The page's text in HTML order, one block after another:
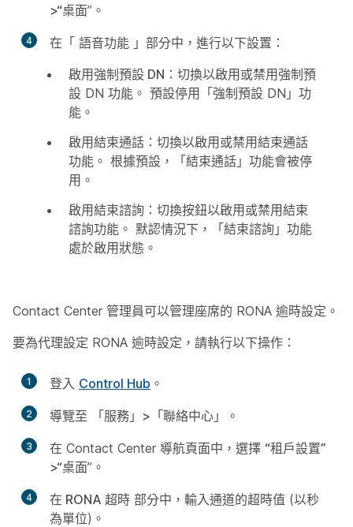
>“桌面”。
4 在「 語音功能 」部分中，進行以下設置：
啟用強制預設 DN： 切換以啟用或禁用強制預
設 DN 功能。 預設停用「強制預設 DN」功
能。
啟用結束通話 ：切換以啟用或禁用結束通話
功能。 根據預設，「結束通話」功能會被停
用。
啟用結束諮詢 ：切換按鈕以啟用或禁用結束
諮詢功能。 默認情況下，「結束諮詢」功能
處於啟用狀態。
Contact Center 管理員可以管理座席的 RONA 逾時設定。
要為代理設定 RONA 逾時設定，請執行以下操作：
1 登入 Control Hub 。
2 導覽至 「服務」>「聯絡中心 」。
3 在 Contact Center 導航頁面中，選擇 “租戶設置”
>“桌面”。
4 在 RONA 超時 部分中，輸入通道的超時值 (以秒
為單位)。